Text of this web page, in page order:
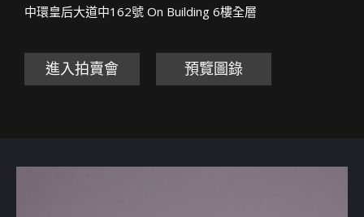
中環皇后大道中162號 On Building 6樓全層
進入拍賣會 預覽圖錄